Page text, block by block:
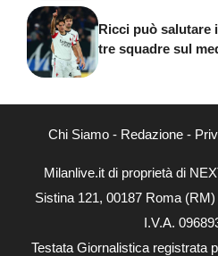
Ricci può salutare
tre squadre sul
Chi Siamo- Redazione-
Milanlive.it di proprietà di
Sistina 121, 00187 Roma
I.V.A.
Testata Giornalistica registrata